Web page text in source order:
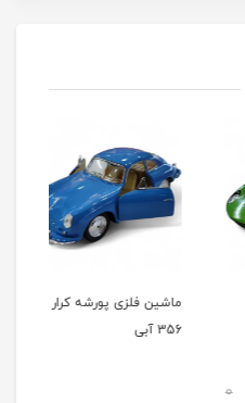
ماشین فلزی پورشه کرار